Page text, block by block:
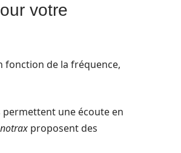
votre
fonction de la fréquence,
permettent une écoute en
proposent des